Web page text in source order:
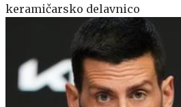
keramičarsko delavnico